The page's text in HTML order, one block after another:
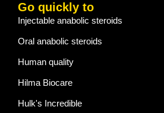
Go quickly to
Injectable anabolic steroids
Oral anabolic steroids
Human quality
Hilma Biocare
Hulk's Incredible